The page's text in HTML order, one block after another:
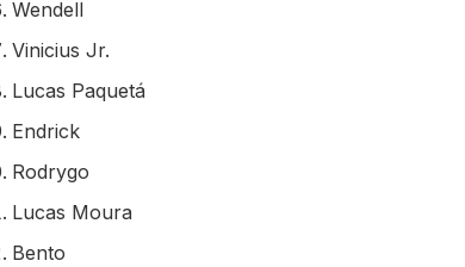
Wendell
Vinicius Jr.
Lucas Paquetá
Endrick
Rodrygo
Lucas Moura
Bento